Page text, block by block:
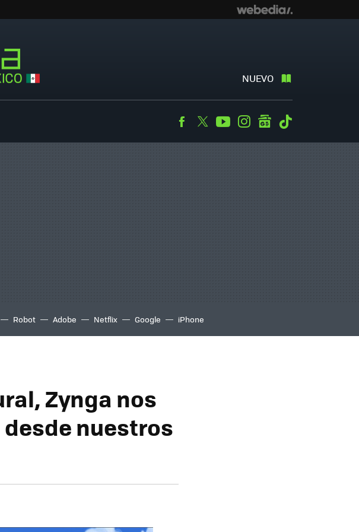
NUEVO
Facebook
TwitterYoutubeInstagramgooglenews
Robot Adobe Netflix Google iPhone
Zynga nos
nuestros